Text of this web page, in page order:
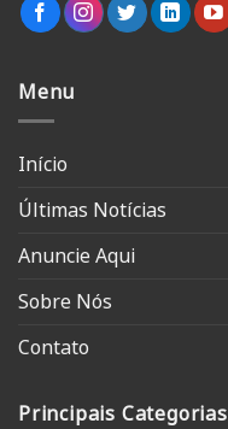
Menu
Início
Últimas Notícias
Anuncie Aqui
Sobre Nós
Contato
Principais Categorias